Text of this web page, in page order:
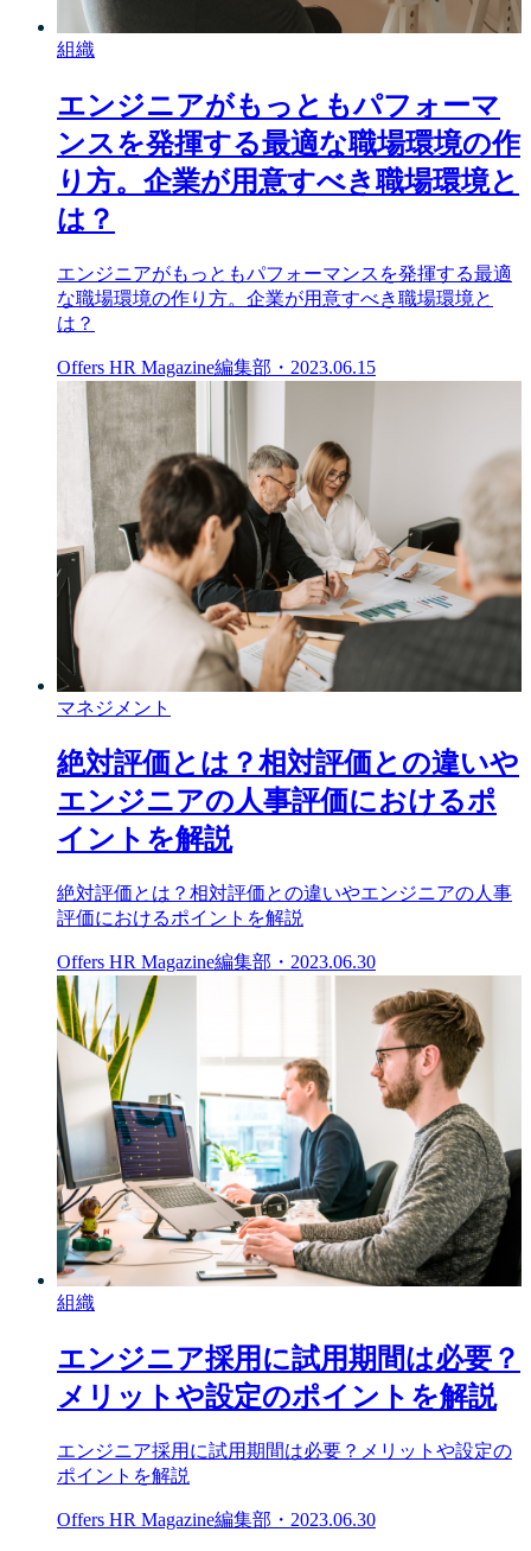
組織
エンジニアがもっともパフォーマ
ンスを発揮する最適な職場環境の作
り方。企業が用意すべき職場環境と
は？
エンジニアがもっともパフォーマンスを発揮する最適
な職場環境の作り方。企業が用意すべき職場環境と
は？
Offers HR Magazine編集部 ・ 2023.06.15
マネジメント
絶対評価とは？相対評価との違いや
エンジニアの人事評価におけるポ
イントを解説
絶対評価とは？相対評価との違いやエンジニアの人事
評価におけるポイントを解説
Offers HR Magazine編集部 ・ 2023.06.30
組織
エンジニア採用に試用期間は必要？
メリットや設定のポイントを解説
エンジニア採用に試用期間は必要？メリットや設定の
ポイントを解説
Offers HR Magazine編集部 ・ 2023.06.30